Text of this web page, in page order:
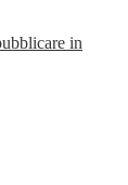
in